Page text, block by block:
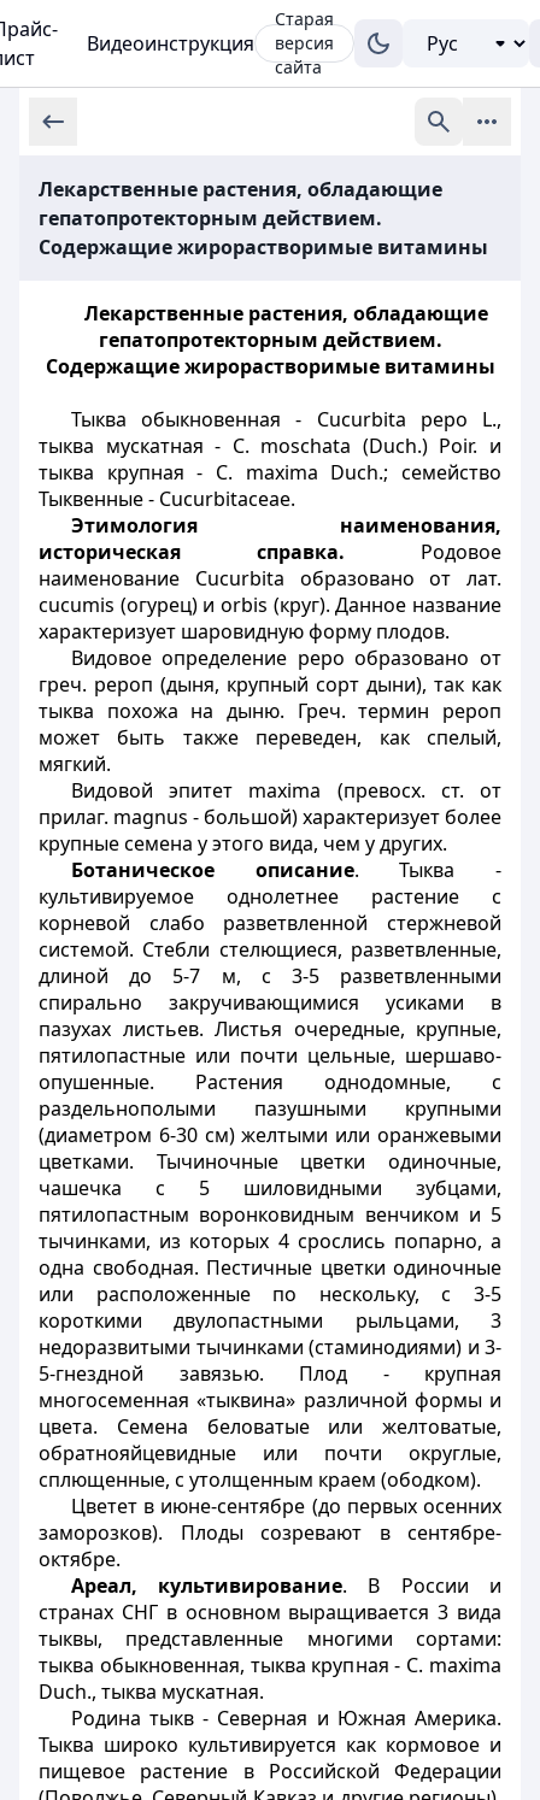
Видеоинструкция
Старая
версия
сайта
Лекарственные растения, обладающие
гепатопротекторным действием.
Содержащие жирорастворимые витамины
Лекарственные растения, обладающие
гепатопротекторным действием.
Содержащие жирорастворимые витамины
Тыква обыкновенная - Cucurbita pepo L.,
тыква мускатная - С. moschata (Duch.) Poir. и
тыква крупная - С. maxima Duch.; семейство
Тыквенные - Cucurbitaceae.
Этимология наименования,
историческая справка. Родовое
наименование Cucurbita образовано от лат.
cucumis (огурец) и orbis (круг). Данное название
характеризует шаровидную форму плодов.
Видовое определение pepo образовано от
греч. рероп (дыня, крупный сорт дыни), так как
тыква похожа на дыню. Греч. термин рероп
может быть также переведен, как спелый,
мягкий.
Видовой эпитет maxima (превосх. ст. от
прилаг. magnus - большой) характеризует более
крупные семена у этого вида, чем у других.
Ботаническое описание. Тыква -
культивируемое однолетнее растение с
корневой слабо разветвленной стержневой
системой. Стебли стелющиеся, разветвленные,
длиной до 5-7 м, с 3-5 разветвленными
спирально закручивающимися усиками в
пазухах листьев. Листья очередные, крупные,
пятилопастные или почти цельные, шершаво-
опушенные. Растения однодомные, с
раздельнополыми пазушными крупными
(диаметром 6-30 см) желтыми или оранжевыми
цветками. Тычиночные цветки одиночные,
чашечка с 5 шиловидными зубцами,
пятилопастным воронковидным венчиком и 5
тычинками, из которых 4 срослись попарно, а
одна свободная. Пестичные цветки одиночные
или расположенные по нескольку, с 3-5
короткими двулопастными рыльцами, 3
недоразвитыми тычинками (стаминодиями) и 3-
5-гнездной завязью. Плод - крупная
многосеменная «тыквина» различной формы и
цвета. Семена беловатые или желтоватые,
обратнояйцевидные или почти округлые,
сплющенные, с утолщенным краем (ободком).
Цветет в июне-сентябре (до первых осенних
заморозков). Плоды созревают в сентябре-
октябре.
Ареал, культивирование. В России и
странах СНГ в основном выращивается 3 вида
тыквы, представленные многими сортами:
тыква обыкновенная, тыква крупная - С. maxima
Duch., тыква мускатная.
Родина тыкв - Северная и Южная Америка.
Тыква широко культивируется как кормовое и
пищевое растение в Российской Федерации